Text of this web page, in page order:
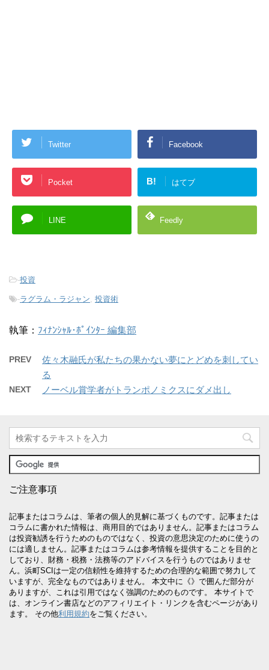
Twitter Facebook
Pocket B! はてブ
LINE Feedly
-投資
-ラグラム・ラジャン, 投資術
執筆： ﾌｨﾅﾝｼｬﾙ･ﾎﾟｲﾝﾀｰ 編集部
PREV
佐々木融氏が私たちの果かない夢にとどめを刺してい
る
NEXT ノーベル賞学者がトランポノミクスにダメ出し
ご注意事項
記事またはコラムは、筆者の個人的見解に基づくものです。記事または
コラムに書かれた情報は、商用目的ではありません。記事またはコラム
は投資勧誘を行うためのものではなく、投資の意思決定のために使うの
には適しません。記事またはコラムは参考情報を提供することを目的と
しており、財務・税務・法務等のアドバイスを行うものではありませ
ん。浜町SCIは一定の信頼性を維持するための合理的な範囲で努力して
いますが、完全なものではありません。 本文中に《》で囲んだ部分が
ありますが、これは引用ではなく強調のためのものです。 本サイトで
は、オンライン書店などのアフィリエイト・リンクを含むページがあり
ます。 その他利用規約をご覧ください。